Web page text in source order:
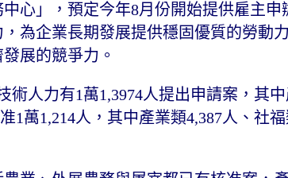
心」，預定今年8月份開始提供雇主申
為企業長期發展提供穩固優質的勞動
展的競爭力。
術人力有1萬1,3974人提出申請案，其
1萬1,214人，其中產業類4,387人、社